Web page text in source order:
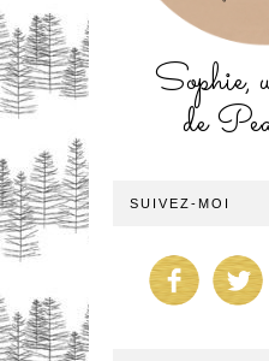
Sophie,
de
SUIVEZ-MOI